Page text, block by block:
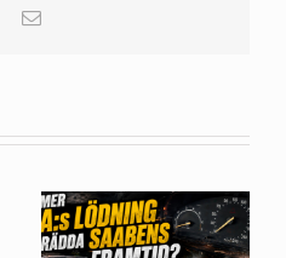
Pinterest
E-